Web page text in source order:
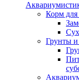
Корм
Грунты и